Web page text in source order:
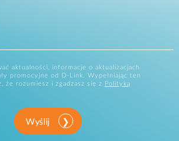
aktualności, informacje o aktualizacjach
promocyjne od D-Link. Wypełniając ten
że rozumiesz i zgadzasz się z
Polityką
Wyślij